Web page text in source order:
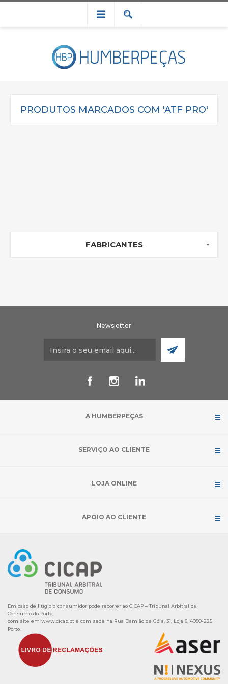
PRODUTOS MARCADOS COM 'ATF PRO'
FABRICANTES
Newsletter
A HUMBERPEÇAS
SERVIÇO AO CLIENTE
LOJA ONLINE
APOIO AO CLIENTE
Em caso de litígio o consumidor pode recorrer ao CICAP – Tribunal Arbitral de
Consumo do Porto,
com site em www.cicap.pt e com sede na Rua Damião de Góis, 31, Loja 6, 4050-225
Porto.